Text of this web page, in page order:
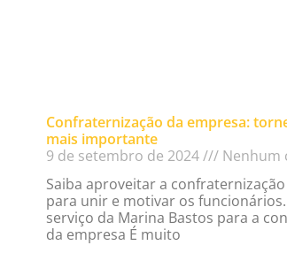
Confraternização da empresa:
mais importante
9 de setembro de 2024
Nenhum
Saiba aproveitar a
para unir e motivar os
serviço da Marina Bastos para a
da empresa É muito